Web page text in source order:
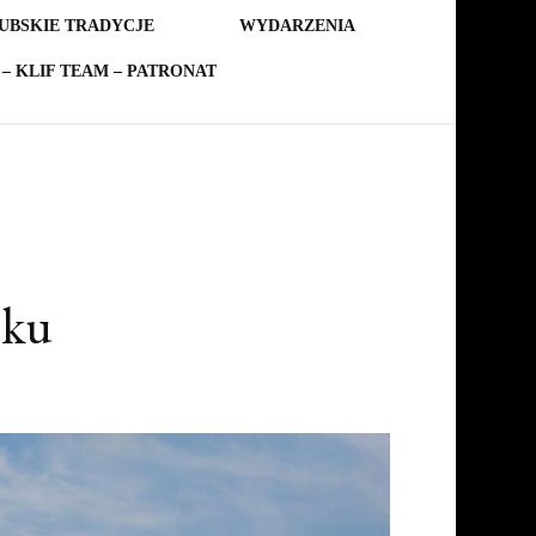
TRADYCJE WYDARZENIA
KLIF TEAM – PATRONAT